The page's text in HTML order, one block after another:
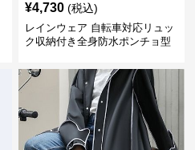
¥4,730 (税込)
レインウェア 自転車対応リュッ
ク収納付き全身防水ポンチョ型